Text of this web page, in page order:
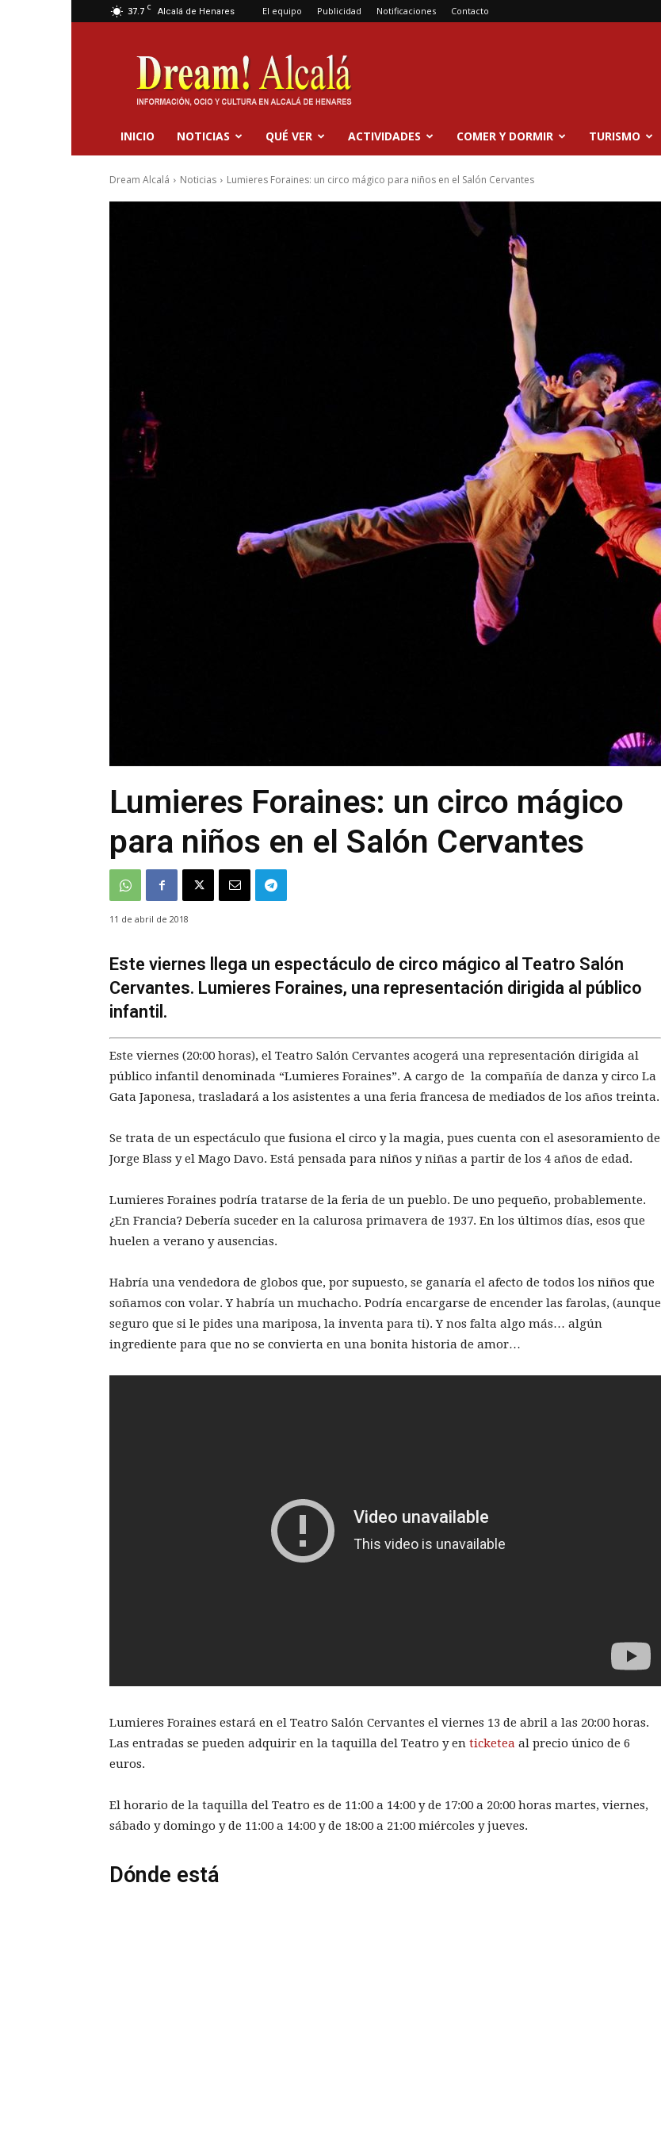
37.7 C Alcalá de Henares El equipo Publicidad Notificaciones Contacto
Dream
Alcalá
INICIO NOTICIAS QUÉ VER ACTIVIDADES COMER Y DORMIR TURISMO
Dream Alcalá Noticias Lumieres Foraines: un circo mágico para niños en el Salón Cervantes
Lumieres Foraines: un circo mágico
para niños en el Salón Cervantes
11 de abril de 2018
Este viernes llega un espectáculo de circo mágico al Teatro Salón
Cervantes. Lumieres Foraines, una representación dirigida al público
infantil.
Este viernes (20:00 horas), el Teatro Salón Cervantes acogerá una representación dirigida al
público infantil denominada “Lumieres Foraines”. A cargo de la compañía de danza y circo La
Gata Japonesa, trasladará a los asistentes a una feria francesa de mediados de los años treinta.
Se trata de un espectáculo que fusiona el circo y la magia, pues cuenta con el asesoramiento de
Jorge Blass y el Mago Davo. Está pensada para niños y niñas a partir de los 4 años de edad.
Lumieres Foraines podría tratarse de la feria de un pueblo. De uno pequeño, probablemente.
¿En Francia? Debería suceder en la calurosa primavera de 1937. En los últimos días, esos que
huelen a verano y ausencias.
Habría una vendedora de globos que, por supuesto, se ganaría el afecto de todos los niños que
soñamos con volar. Y habría un muchacho. Podría encargarse de encender las farolas, (aunque
seguro que si le pides una mariposa, la inventa para ti). Y nos falta algo más… algún
ingrediente para que no se convierta en una bonita historia de amor…
Lumieres Foraines estará en el Teatro Salón Cervantes el viernes 13 de abril a las 20:00 horas.
Las entradas se pueden adquirir en la taquilla del Teatro y en ticketea al precio único de 6
euros.
El horario de la taquilla del Teatro es de 11:00 a 14:00 y de 17:00 a 20:00 horas martes, viernes,
sábado y domingo y de 11:00 a 14:00 y de 18:00 a 21:00 miércoles y jueves.
Dónde está